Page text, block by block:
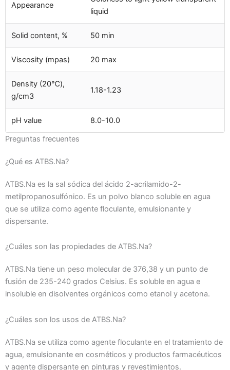
Appearance
liquid
Solid content, % 50 min
Viscosity (mpas) 20 max
Density (20℃),
g/cm3
1.18-1.23
pH value
8.0-10.0
Preguntas frecuentes
¿Qué es ATBS.Na?
ATBS.Na es la sal sódica del ácido 2-acrilamido-2-
metilpropanosulfónico. Es un polvo blanco soluble en agua
que se utiliza como agente floculante, emulsionante y
dispersante.
¿Cuáles son las propiedades de ATBS.Na?
ATBS.Na tiene un peso molecular de 376,38 y un punto de
fusión de 235-240 grados Celsius. Es soluble en agua e
insoluble en disolventes orgánicos como etanol y acetona.
¿Cuáles son los usos de ATBS.Na?
ATBS.Na se utiliza como agente floculante en el tratamiento de
agua, emulsionante en cosméticos y productos farmacéuticos
y agente dispersante en pinturas y revestimientos.